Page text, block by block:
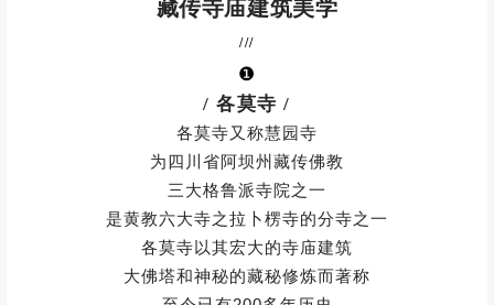
图| 活动实拍
站在4520观景台
可以俯瞰整个扎尕尔措
感受到自然的魅力和东方的神秘
拍摄圣湖、神山全貌
极具冲击感